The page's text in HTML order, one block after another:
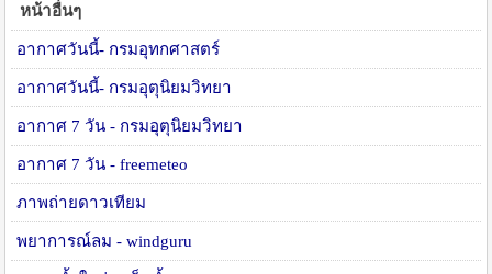
หน้าอื่นๆ
อากาศวันนี้- กรมอุทกศาสตร์
อากาศวันนี้- กรมอุตุนิยมวิทยา
อากาศ 7 วัน - กรมอุตุนิยมวิทยา
อากาศ 7 วัน - freemeteo
ภาพถ่ายดาวเทียม
พยาการณ์ลม - windguru